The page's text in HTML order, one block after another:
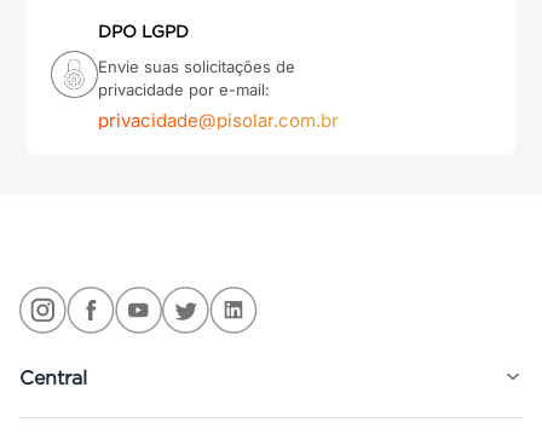
DPO LGPD
Envie suas solicitações de
privacidade por e-mail:
privacidade@pisolar.com.br
Central